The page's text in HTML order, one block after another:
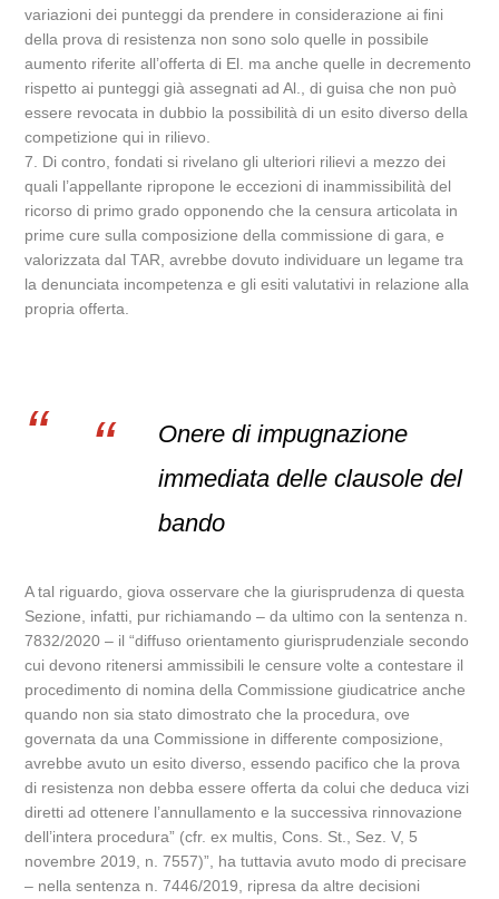
variazioni dei punteggi da prendere in considerazione ai fini
della prova di resistenza non sono solo quelle in possibile
aumento riferite all’offerta di El. ma anche quelle in decremento
rispetto ai punteggi già assegnati ad Al., di guisa che non può
essere revocata in dubbio la possibilità di un esito diverso della
competizione qui in rilievo.
7. Di contro, fondati si rivelano gli ulteriori rilievi a mezzo dei
quali l’appellante ripropone le eccezioni di inammissibilità del
ricorso di primo grado opponendo che la censura articolata in
prime cure sulla composizione della commissione di gara, e
valorizzata dal TAR, avrebbe dovuto individuare un legame tra
la denunciata incompetenza e gli esiti valutativi in relazione alla
propria offerta.
Onere di impugnazione
immediata delle clausole del
bando
A tal riguardo, giova osservare che la giurisprudenza di questa
Sezione, infatti, pur richiamando – da ultimo con la sentenza n.
7832/2020 – il “diffuso orientamento giurisprudenziale secondo
cui devono ritenersi ammissibili le censure volte a contestare il
procedimento di nomina della Commissione giudicatrice anche
quando non sia stato dimostrato che la procedura, ove
governata da una Commissione in differente composizione,
avrebbe avuto un esito diverso, essendo pacifico che la prova
di resistenza non debba essere offerta da colui che deduca vizi
diretti ad ottenere l’annullamento e la successiva rinnovazione
dell’intera procedura” (cfr. ex multis, Cons. St., Sez. V, 5
novembre 2019, n. 7557)”, ha tuttavia avuto modo di precisare
– nella sentenza n. 7446/2019, ripresa da altre decisioni